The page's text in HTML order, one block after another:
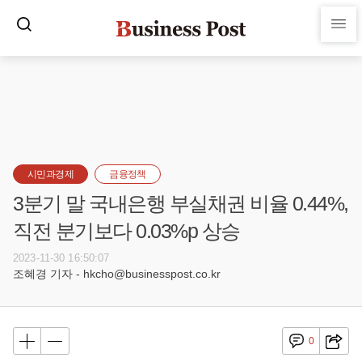
시민과경제 금융정책
3분기 말 국내은행 부실채권 비율 0.44%,
직전 분기보다 0.03%p 상승
2023-11-30 16:50:07
조혜경 기자 - hkcho@businesspost.co.kr
0